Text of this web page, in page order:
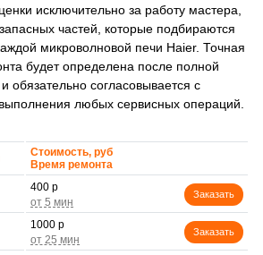
исключительно за работу мастера,
частей, которые подбираются
микроволновой печи Haier. Точная
будет определена после полной
обязательно согласовывается с
любых сервисных операций.
Стоимость, руб
Время ремонта
400 р
Заказать
1000 р
Заказать